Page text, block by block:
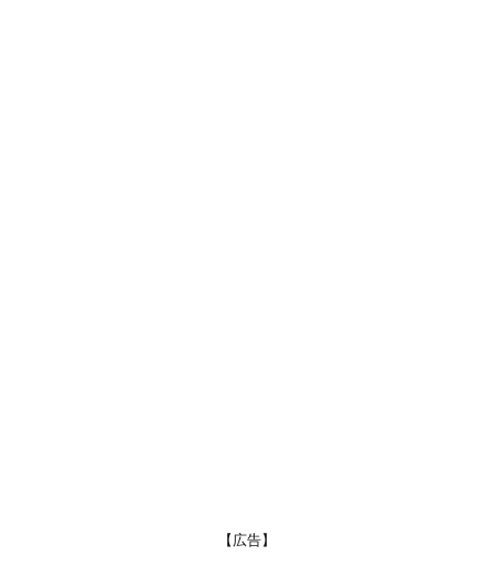
【広告】